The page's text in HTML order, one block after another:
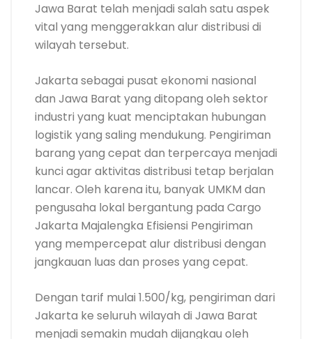
Jawa Barat telah menjadi salah satu aspek
vital yang menggerakkan alur distribusi di
wilayah tersebut.
Jakarta sebagai pusat ekonomi nasional
dan Jawa Barat yang ditopang oleh sektor
industri yang kuat menciptakan hubungan
logistik yang saling mendukung. Pengiriman
barang yang cepat dan terpercaya menjadi
kunci agar aktivitas distribusi tetap berjalan
lancar. Oleh karena itu, banyak UMKM dan
pengusaha lokal bergantung pada Cargo
Jakarta Majalengka Efisiensi Pengiriman
yang mempercepat alur distribusi dengan
jangkauan luas dan proses yang cepat.
Dengan tarif mulai 1.500/kg, pengiriman dari
Jakarta ke seluruh wilayah di Jawa Barat
menjadi semakin mudah dijangkau oleh